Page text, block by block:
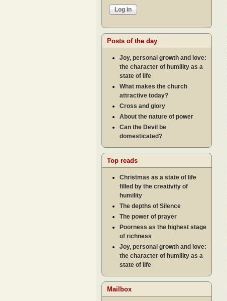
Posts of the day
Joy, personal growth and love:
the character of humility as a
state of life
What makes the church
attractive today?
Cross and glory
About the nature of power
Can the Devil be
domesticated?
Top reads
Christmas as a state of life
filled by the creativity of
humility
The depths of Silence
The power of prayer
Poorness as the highest stage
of richness
Joy, personal growth and love:
the character of humility as a
state of life
Mailbox